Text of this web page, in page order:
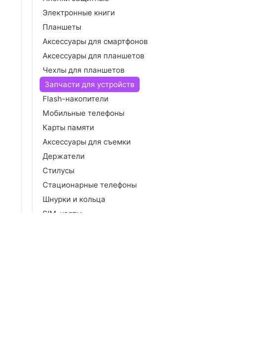
Электронные книги
Планшеты
Аксессуары для смартфонов
Аксессуары для планшетов
Чехлы для планшетов
Запчасти для устройств
Flash-накопители
Мобильные телефоны
Карты памяти
Аксессуары для съемки
Держатели
Стилусы
Стационарные телефоны
Шнурки и кольца
SIM-карты